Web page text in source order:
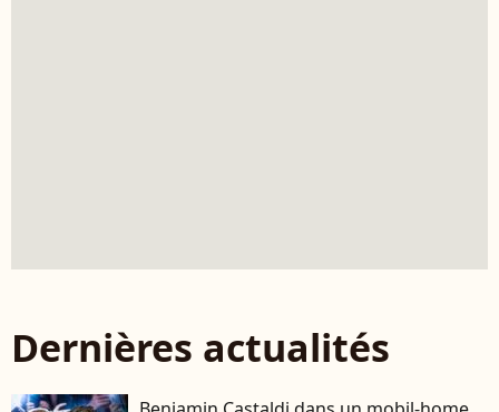
Dernières actualités